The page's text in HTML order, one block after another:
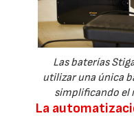
Las baterías
utilizar una única
simplificando el
La